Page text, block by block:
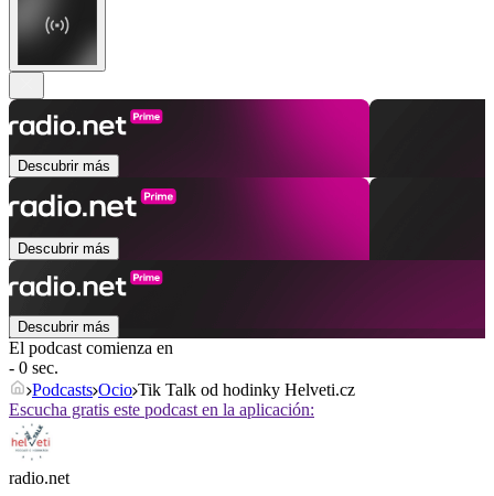
Descubrir más
Descubrir más
Descubrir más
El podcast comienza en
- 0 sec.
Podcasts Ocio Tik Talk od hodinky Helveti.cz
Escucha gratis este podcast en la aplicación:
radio.net